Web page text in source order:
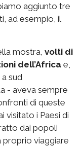
aggiunto tre
ad esempio, il
mostra, volti di
dell’Africa e,
sud
- aveva sempre
di queste
visitato i Paesi di
dai popoli
proprio viaggiare